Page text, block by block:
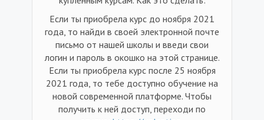
Если ты приобрела курс до ноября 2021
года, то найди в своей электронной почте
письмо от нашей школы и введи свои
логин и пароль в окошко на этой странице.
Если ты приобрела курс после 25 ноября
2021 года, то тебе доступно обучение на
новой современной платформе. Чтобы
получить к ней доступ, переходи по